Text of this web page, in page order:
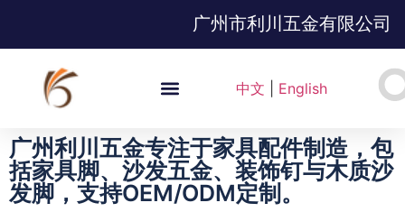
广州市利川五金有限公司
中文 English
广州利川五金专注于家具配件制造，包
括家具脚、沙发五金、装饰钉与木质沙
发脚，支持OEM/ODM定制。